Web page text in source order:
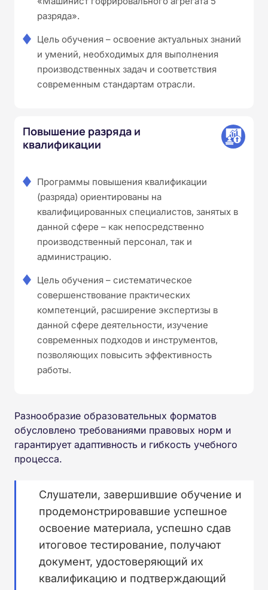
разряда».
Цель обучения – освоение актуальных знаний
и умений, необходимых для выполнения
производственных задач и соответствия
современным стандартам отрасли.
Повышение разряда и
квалификации
Программы повышения квалификации
(разряда) ориентированы на
квалифицированных специалистов, занятых в
данной сфере – как непосредственно
производственный персонал, так и
администрацию.
Цель обучения – систематическое
совершенствование практических
компетенций, расширение экспертизы в
данной сфере деятельности, изучение
современных подходов и инструментов,
позволяющих повысить эффективность
работы.
Разнообразие образовательных форматов
обусловлено требованиями правовых норм и
гарантирует адаптивность и гибкость учебного
процесса.
Слушатели, завершившие обучение и
продемонстрировавшие успешное
освоение материала, успешно сдав
итоговое тестирование, получают
документ, удостоверяющий их
квалификацию и подтверждающий